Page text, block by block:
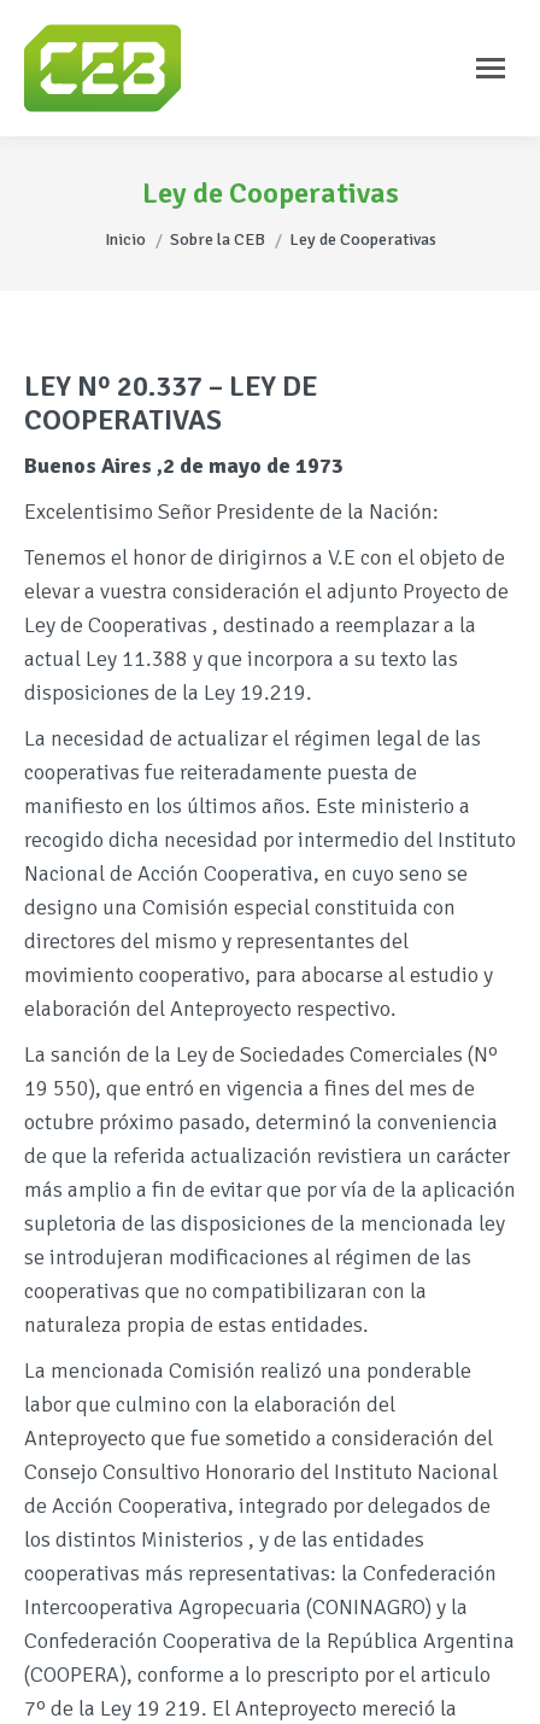
Ley de Cooperativas
Estás aquí:
Inicio Sobre la CEB Ley de Cooperativas
LEY Nº 20.337 – LEY DE
COOPERATIVAS
Buenos Aires ,2 de mayo de 1973
Excelentisimo Señor Presidente de la Nación:
Tenemos el honor de dirigirnos a V.E con el objeto de
elevar a vuestra consideración el adjunto Proyecto de
Ley de Cooperativas , destinado a reemplazar a la
actual Ley 11.388 y que incorpora a su texto las
disposiciones de la Ley 19.219.
La necesidad de actualizar el régimen legal de las
cooperativas fue reiteradamente puesta de
manifiesto en los últimos años. Este ministerio a
recogido dicha necesidad por intermedio del Instituto
Nacional de Acción Cooperativa, en cuyo seno se
designo una Comisión especial constituida con
directores del mismo y representantes del
movimiento cooperativo, para abocarse al estudio y
elaboración del Anteproyecto respectivo.
La sanción de la Ley de Sociedades Comerciales (Nº
19 550), que entró en vigencia a fines del mes de
octubre próximo pasado, determinó la conveniencia
de que la referida actualización revistiera un carácter
más amplio a fin de evitar que por vía de la aplicación
supletoria de las disposiciones de la mencionada ley
se introdujeran modificaciones al régimen de las
cooperativas que no compatibilizaran con la
naturaleza propia de estas entidades.
La mencionada Comisión realizó una ponderable
labor que culmino con la elaboración del
Anteproyecto que fue sometido a consideración del
Consejo Consultivo Honorario del Instituto Nacional
de Acción Cooperativa, integrado por delegados de
los distintos Ministerios , y de las entidades
cooperativas más representativas: la Confederación
Intercooperativa Agropecuaria (CONINAGRO) y la
Confederación Cooperativa de la República Argentina
(COOPERA), conforme a lo prescripto por el articulo
7º de la Ley 19 219. El Anteproyecto mereció la